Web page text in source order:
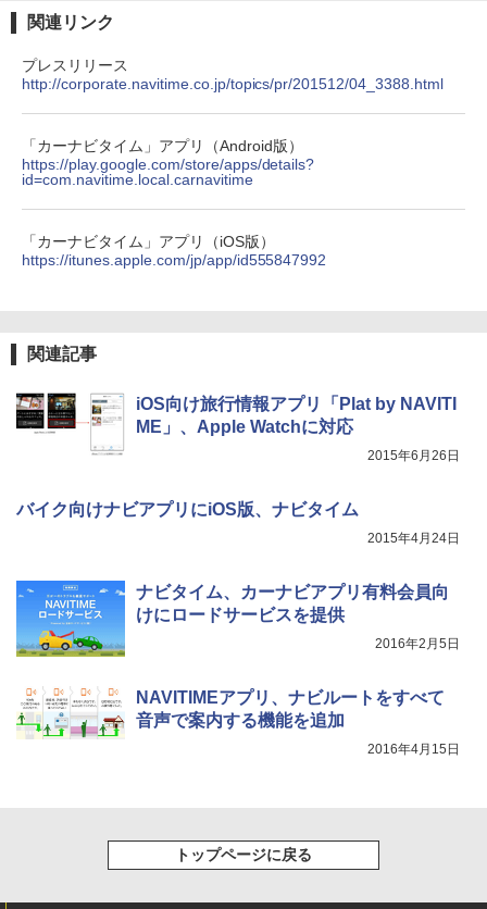
関連リンク
プレスリリース
http://corporate.navitime.co.jp/topics/pr/201512/04_3388.html
「カーナビタイム」アプリ（Android版）
https://play.google.com/store/apps/details?
id=com.navitime.local.carnavitime
「カーナビタイム」アプリ（iOS版）
https://itunes.apple.com/jp/app/id555847992
関連記事
iOS向け旅行情報アプリ「Plat by NAVITI
ME」、Apple Watchに対応
2015年6月26日
バイク向けナビアプリにiOS版、ナビタイム
2015年4月24日
ナビタイム、カーナビアプリ有料会員向
けにロードサービスを提供
2016年2月5日
NAVITIMEアプリ、ナビルートをすべて
音声で案内する機能を追加
2016年4月15日
トップページに戻る